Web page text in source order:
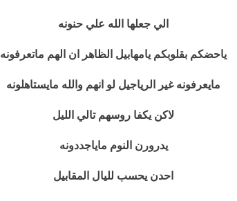
الي جعلها الله علي حنونه
ياحضكم بقلوبكم يامهابيل الظاهر ان الهم ماتعرفونه
مايعرفونه غير الرياجيل لو انهم والله مايستاهلونه
لاكن يكفا روسهم تالي الليل
يدرورن النوم ماياجددونه
احدن يحسب لليال المقابيل